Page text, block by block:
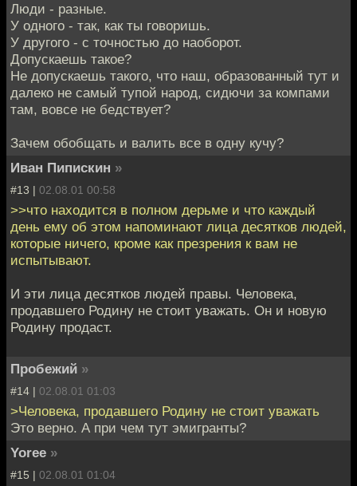
Люди - разные.
У одного - так, как ты говоришь.
У другого - с точностью до наоборот.
Допускаешь такое?
Не допускаешь такого, что наш, образованный тут и
далеко не самый тупой народ, сидючи за компами
там, вовсе не бедствует?
Зачем обобщать и валить все в одну кучу?
Иван Пипискин »
#13 | 02.08.01 00:58
>>что находится в полном дерьме и что каждый
день ему об этом напоминают лица десятков людей,
которые ничего, кроме как презрения к вам не
испытывают.
И эти лица десятков людей правы. Человека,
продавшего Родину не стоит уважать. Он и новую
Родину продаст.
Пробежий »
#14 | 02.08.01 01:03
>Человека, продавшего Родину не стоит уважать
Это верно. А при чем тут эмигранты?
Yoree »
#15 | 02.08.01 01:04